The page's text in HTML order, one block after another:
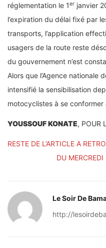
réglementation le 1er janvier
l’expiration du délai fixé par
transports, l’application
usagers de la route reste
du gouvernement n’est
Alors que l’Agence nationale
intensifié la sensibilisation
motocyclistes à se
YOUSSOUF KONATE, POUR
RESTE DE L’ARTICLE A
DU
Le Soir De
http://